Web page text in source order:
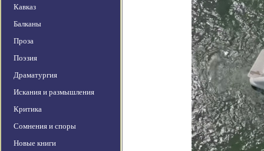
Кавказ
Балканы
Проза
Поэзия
Драматургия
Искания и размышления
Критика
Сомнения и споры
Новые книги